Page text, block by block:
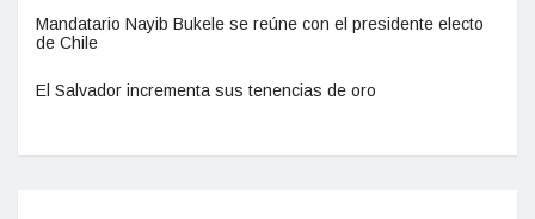
Mandatario Nayib Bukele se reúne con el presidente electo
de Chile
El Salvador incrementa sus tenencias de oro